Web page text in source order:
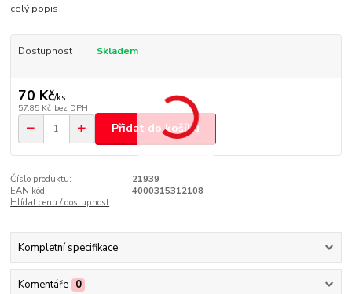
celý popis
Dostupnost Skladem
70 Kč/ks
57,85 Kč bez DPH
Přidat do košíku
Číslo produktu:
21939
EAN kód:
4000315312108
Hlídat cenu / dostupnost
Kompletní specifikace
Komentáře 0